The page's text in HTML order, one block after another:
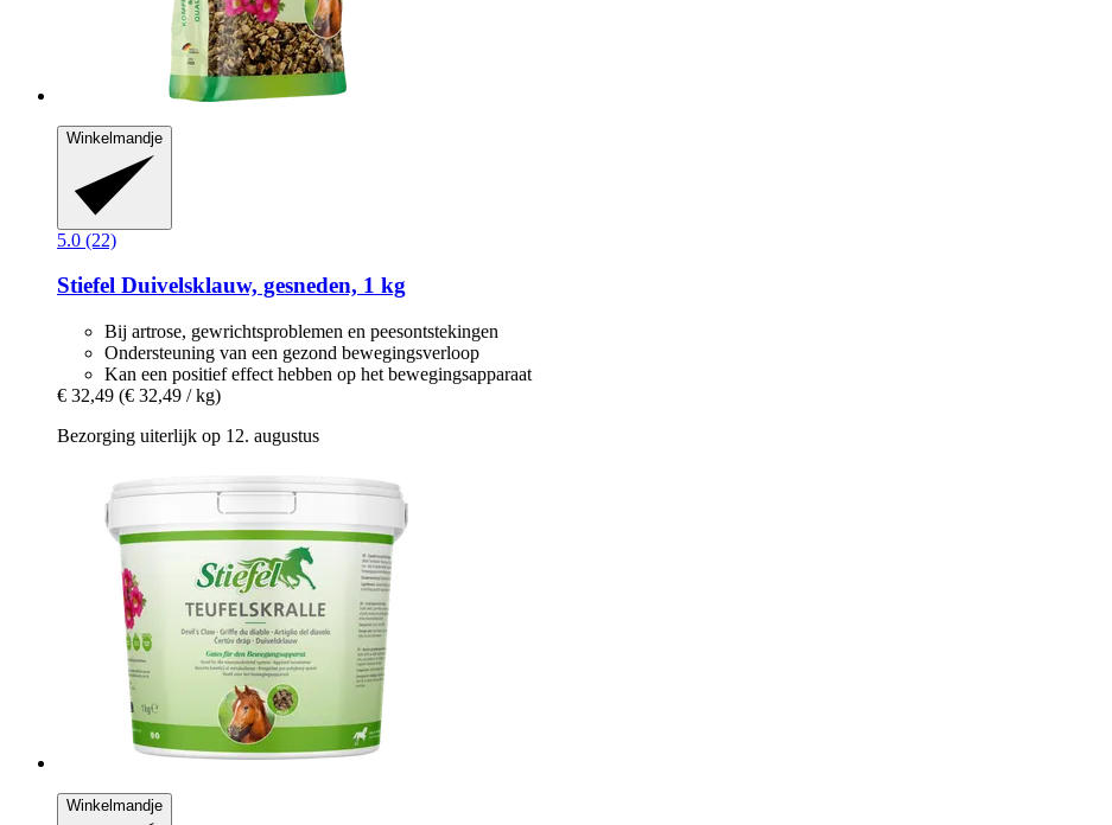
Winkelmandje
5.0 (22)
Stiefel Duivelsklauw, gesneden, 1 kg
Bij artrose, gewrichtsproblemen en peesontstekingen
Ondersteuning van een gezond bewegingsverloop
Kan een positief effect hebben op het bewegingsapparaat
€ 32,49 (€ 32,49 / kg)
Bezorging uiterlijk op 12. augustus
Winkelmandje